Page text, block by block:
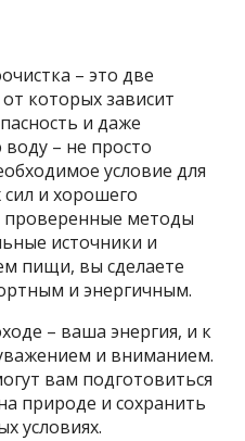
– это две
которых зависит
и даже
– не просто
условие для
и хорошего
проверенные методы
источники и
пищи, вы сделаете
и энергичным.
– ваша энергия, и к
и вниманием.
вам подготовиться
природе и сохранить
условиях.